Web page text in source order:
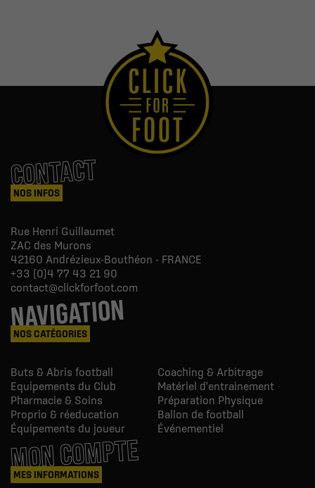
CONTACT
NOS INFOS
Rue Henri Guillaumet
ZAC des Murons
42160 Andrézieux-Bouthéon - FRANCE
+33 (0)4 77 43 21 90
contact@clickforfoot.com
NAVIGATION
NOS CATÉGORIES
Buts & Abris football
Coaching & Arbitrage
Equipements du Club
Matériel d'entrainement
Pharmacie & Soins
Préparation Physique
Proprio & réeducation
Ballon de football
Équipements du joueur
Événementiel
MON COMPTE
MES INFORMATIONS